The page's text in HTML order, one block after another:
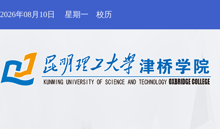
2026年08月10日 星期一 校历